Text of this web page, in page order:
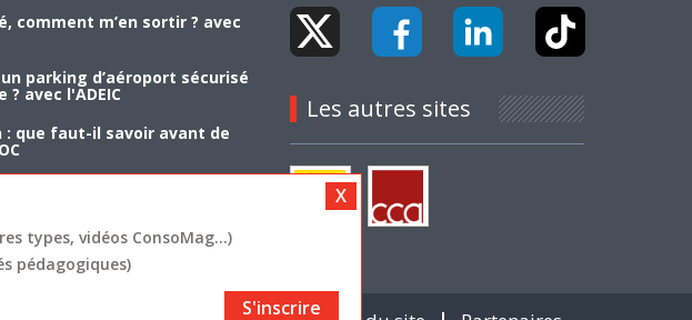
comment m’en sortir ? avec
parking d’aéroport sécurisé
avec l'ADEIC
: que faut-il savoir avant de
Les autres sites
types, vidéos ConsoMag...)
pédagogiques)
S'inscrire